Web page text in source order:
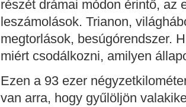
részét drámai módon érintő, az
leszámolások. Trianon,
megtorlások, besúgórendszer.
miért csodálkozni, amilyen
Ezen a 93 ezer
van arra, hogy gyűlöljön